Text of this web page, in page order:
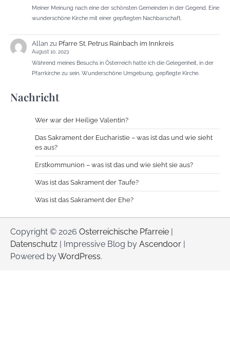
Meiner Meinung nach eine der schönsten Gemeinden in der Gegend. Eine
wunderschöne Kirche mit einer gepflegten Nachbarschaft.
Allan zu Pfarre St. Petrus Rainbach im Innkreis
August 10, 2023
Während meines Besuchs in Österreich hatte ich die Gelegenheit, in der
Pfarrkirche zu sein. Wunderschöne Umgebung, gepflegte Kirche.
Nachricht
Wer war der Heilige Valentin?
Das Sakrament der Eucharistie – was ist das und wie sieht
es aus?
Erstkommunion – was ist das und wie sieht sie aus?
Was ist das Sakrament der Taufe?
Was ist das Sakrament der Ehe?
Copyright © 2026 Osterreichische Pfarreie
Datenschutz | Impressive Blog by Ascendoor
Powered byWordPress.